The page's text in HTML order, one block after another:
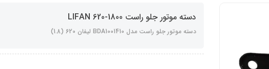
دسته موتور جلو راست LIFAN 620-1800
دسته موتور جلو راست مدل BDA1001410 لیفان 620 (1.8)